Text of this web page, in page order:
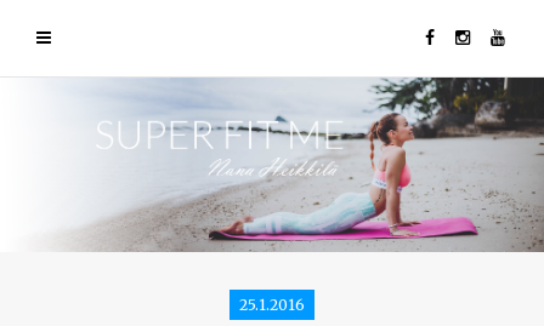
25.1.2016